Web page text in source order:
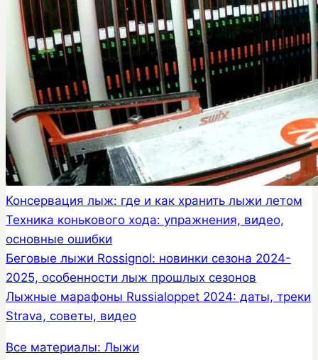
Консервация лыж: где и как хранить лыжи летом
Техника конькового хода: упражнения, видео,
основные ошибки
Беговые лыжи Rossignol: новинки сезона 2024-
2025, особенности лыж прошлых сезонов
Лыжные марафоны Russialoppet 2024: даты, треки
Strava, советы, видео
Все материалы: Лыжи